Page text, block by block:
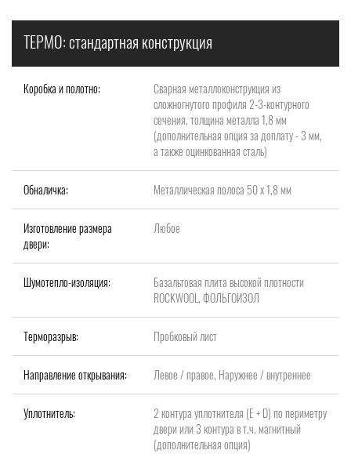
ТЕРМО: стандартная конструкция
Коробка и полотно:
Сварная металлоконструкция из
сложногнутого профиля 2-3-контурного
сечения, толщина металла 1,8 мм
(дополнительная опция за доплату - 3 мм,
а также оцинкованная сталь)
Обналичка: Металлическая полоса 50 х 1,8 мм
Изготовление размера
двери:
Любое
Шумотепло-изоляция:
Базальтовая плита высокой плотности
ROCKWOOL, ФОЛЬГОИЗОЛ
Терморазрыв: Пробковый лист
Направление открывания: Левое / правое, Наружнее / внутреннее
Уплотнитель:
2 контура уплотнителя (Е + D) по периметру
двери или 3 контура в т.ч. магнитный
(дополнительная опция)